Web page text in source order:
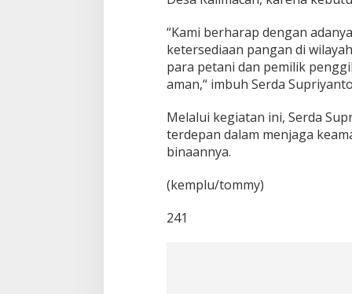
“Kami berharap dengan
ketersediaan pangan di
para petani dan pemilik
aman,“ imbuh Serda
Melalui kegiatan ini, Serda
terdepan dalam menjaga
binaannya.
(kemplu/tommy)
241